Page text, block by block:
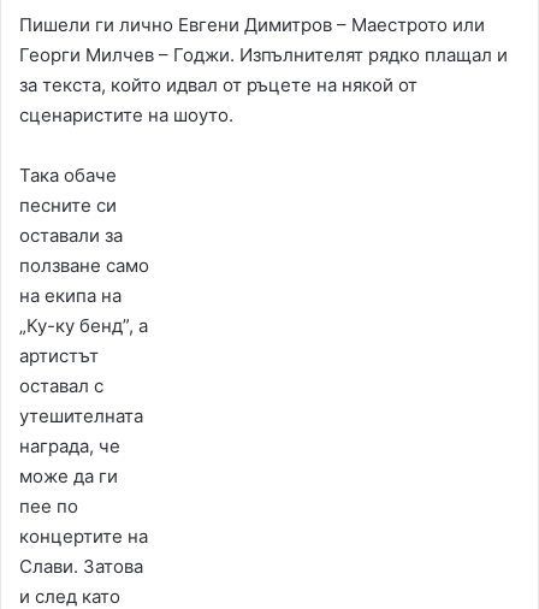
Пишели ги лично Евгени Димитров – Маестрото или
Георги Милчев – Годжи. Изпълнителят рядко плащал и
за текста, който идвал от ръцете на някой от
сценаристите на шоуто.
Така обаче
песните си
оставали за
ползване само
на екипа на
„Ку-ку бенд”, а
артистът
оставал с
утешителната
награда, че
може да ги
пее по
концертите на
Слави. Затова
и след като